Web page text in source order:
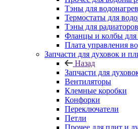
Тэны для
Термостаты для
Тэны для радиаторов
Фланцы и колбы для
Плата управления
Запчасти для духовок и
Назад
Запчасти для
Вентиляторы
Клемные коробки
Конфорки
Переключатели
Петли
Прочее для плит и